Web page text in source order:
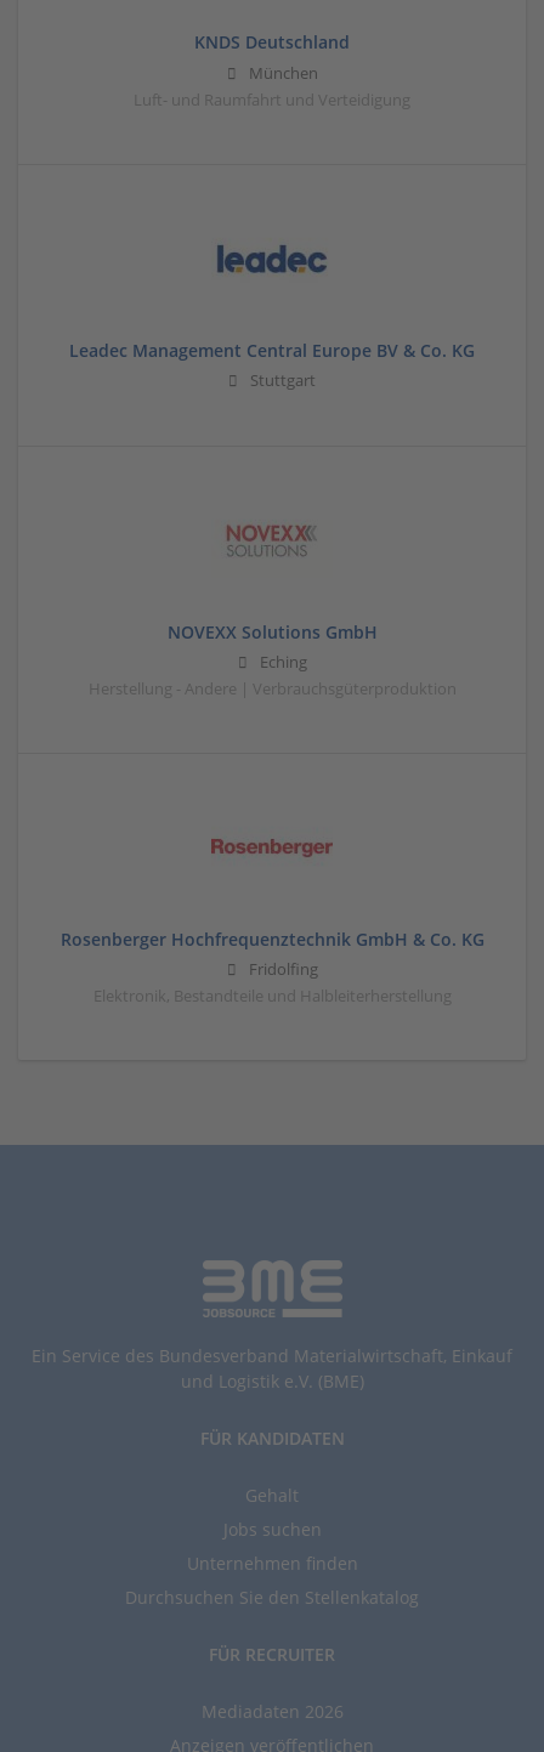
KNDS Deutschland
München
Luft- und Raumfahrt und Verteidigung
Leadec Management Central Europe BV & Co. KG
Stuttgart
NOVEXX Solutions GmbH
Eching
Herstellung - Andere | Verbrauchsgüterproduktion
Rosenberger Hochfrequenztechnik GmbH & Co. KG
Fridolfing
Elektronik, Bestandteile und Halbleiterherstellung
Ein Service des Bundesverband Materialwirtschaft, Einkauf
und Logistik e.V. (BME)
FÜR KANDIDATEN
Gehalt
Jobs suchen
Unternehmen finden
Durchsuchen Sie den Stellenkatalog
FÜR RECRUITER
Mediadaten 2026
Anzeigen veröffentlichen